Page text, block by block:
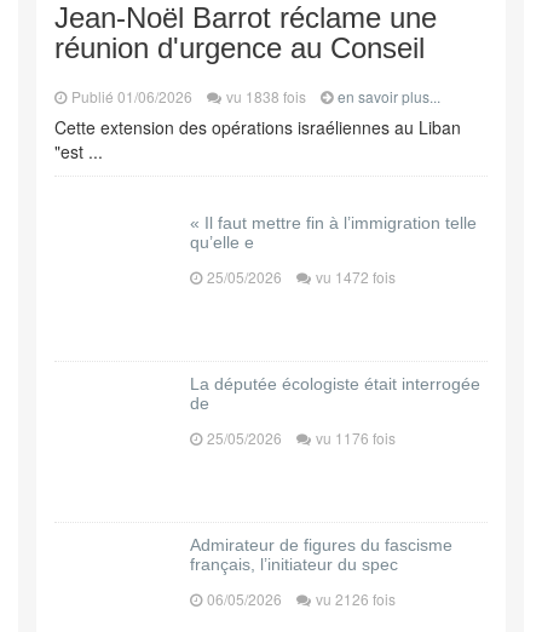
Jean-Noël Barrot réclame une
réunion d'urgence au Conseil
Publié 01/06/2026 vu 1838 fois en savoir plus...
Cette extension des opérations israéliennes au Liban
"est ...
« Il faut mettre fin à l’immigration telle
qu’elle e
25/05/2026 vu 1472 fois
La députée écologiste était interrogée
de
25/05/2026 vu 1176 fois
Admirateur de figures du fascisme
français, l’initiateur du spec
06/05/2026 vu 2126 fois